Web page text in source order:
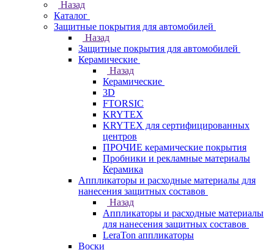
Назад
Каталог
Защитные покрытия для автомобилей
Назад
Защитные покрытия для автомобилей
Керамические
Назад
Керамические
3D
FTORSIC
KRYTEX
KRYTEX для сертифицированных
центров
ПРОЧИЕ керамические покрытия
Пробники и рекламные материалы
Керамика
Аппликаторы и расходные материалы для
нанесения защитных составов
Назад
Аппликаторы и расходные материалы
для нанесения защитных составов
LeraTon аппликаторы
Воски